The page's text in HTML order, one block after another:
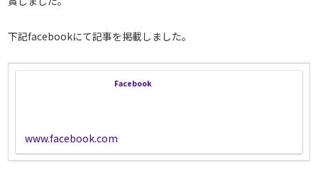
下記facebookにて記事を掲載しました。
Facebook
www.facebook.com